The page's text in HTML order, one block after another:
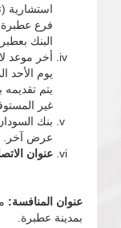
استشارية
فرع
البنك
أخر موعد
يتم تقديمه
غير
بنك
عرض آخر.
عنوان
عنوان المنافسة:
بمدينة عطبرة.